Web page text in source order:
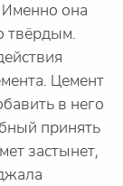
Именно она
твёрдым.
Цемент
в него
принять
застынет,